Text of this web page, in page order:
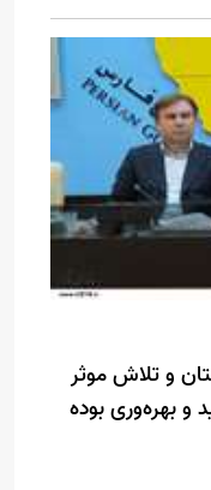
و تلاش موثر
و بهره‌وری بوده